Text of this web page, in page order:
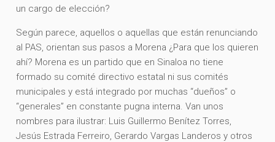
un cargo de elección?
Según parece, aquellos o aquellas que están renunciando
al PAS, orientan sus pasos a Morena ¿Para que los quieren
ahí? Morena es un partido que en Sinaloa no tiene
formado su comité directivo estatal ni sus comités
municipales y está integrado por muchas “dueños” o
“generales” en constante pugna interna. Van unos
nombres para ilustrar: Luis Guillermo Benítez Torres,
Jesús Estrada Ferreiro, Gerardo Vargas Landeros y otros